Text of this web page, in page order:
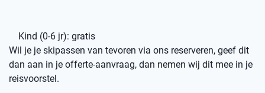
Kind (0-6 jr): gratis
Wil je je skipassen van tevoren via ons reserveren, geef dit
dan aan in je offerte-aanvraag, dan nemen wij dit mee in je
reisvoorstel.